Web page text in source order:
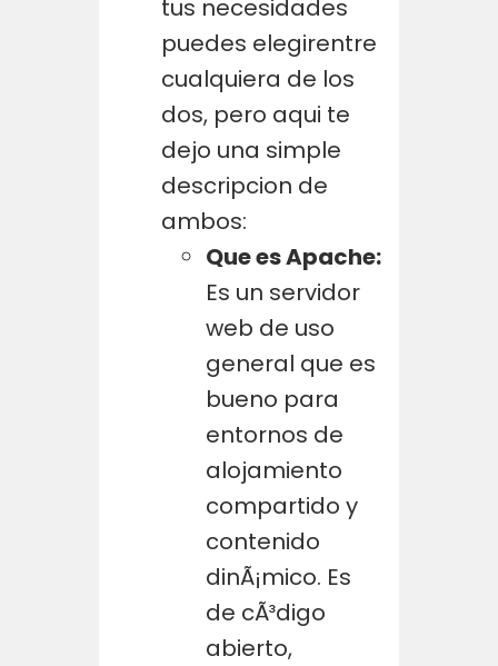
tus necesidades
puedes elegirentre
cualquiera de los
dos, pero aqui te
dejo una simple
descripcion de
ambos:
Que es Apache:
Es un servidor
web de uso
general que es
bueno para
entornos de
alojamiento
compartido y
contenido
dinÃ¡mico. Es
de cÃ³digo
abierto,